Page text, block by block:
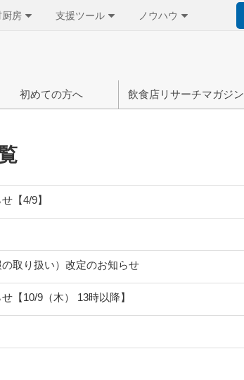
厨房 支援ツール ノウハウ
初めての方へ 飲食店リサーチマガジン
【4/9】
取り扱い）改定のお知らせ
【10/9（木） 13時以降】